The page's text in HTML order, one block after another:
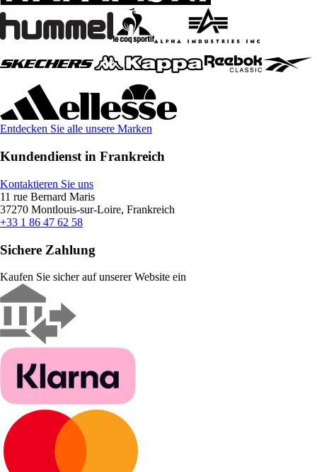
Entdecken Sie alle unsere Marken
Kundendienst in Frankreich
Kontaktieren Sie uns
11 rue Bernard Maris
37270 Montlouis-sur-Loire, Frankreich
+33 1 86 47 62 58
Sichere Zahlung
Kaufen Sie sicher auf unserer Website ein